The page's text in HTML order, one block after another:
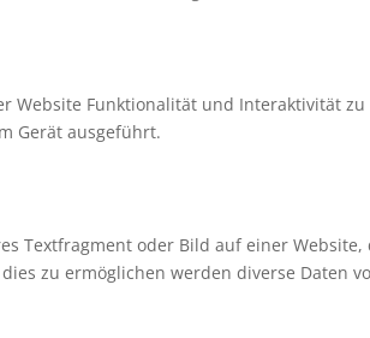
Website Funktionalität und Interaktivität zu
Gerät ausgeführt.
Textfragment oder Bild auf einer Website,
zu ermöglichen werden diverse Daten